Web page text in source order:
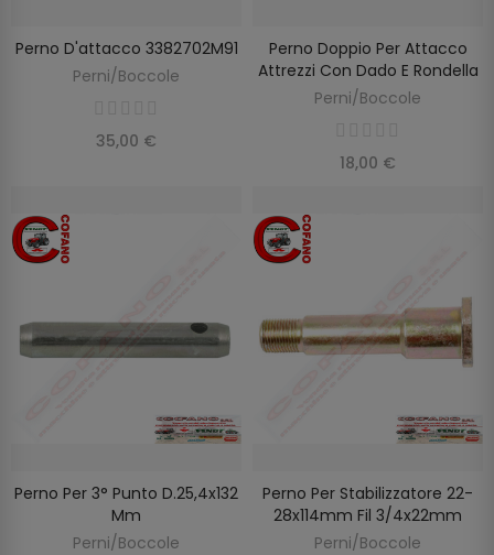
AGGIUNGI AL CARRELLO
Perno D'attacco 3382702M91
Perni/Boccole
35,00 €
AGGIUNGI AL CARRELLO
Perno Doppio Per Attacco
Attrezzi Con Dado E Rondella
Perni/Boccole
18,00 €
AGGIUNGI AL CARRELLO
Perno Per 3° Punto D.25,4x132
Mm
Perni/Boccole
AGGIUNGI AL CARRELLO
Perno Per Stabilizzatore 22-
28x114mm Fil 3/4x22mm
Perni/Boccole